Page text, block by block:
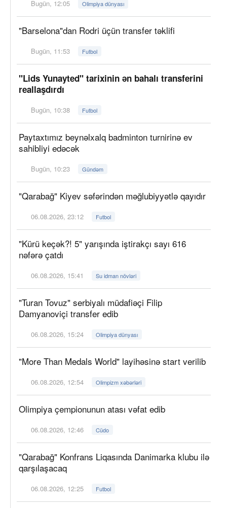
Bugün, 12:05 Olimpiya dünyası
"Barselona"dan Rodri üçün transfer təklifi
Bugün, 11:53 Futbol
"Lids Yunayted" tarixinin ən bahalı transferini
reallaşdırdı
Bugün, 10:38 Futbol
Paytaxtımız beynəlxalq badminton turnirinə ev
sahibliyi edəcək
Bugün, 10:23 Gündəm
"Qarabağ" Kiyev səfərindən məğlubiyyətlə qayıdır
06.08.2026, 23:12 Futbol
"Kürü keçək?! 5" yarışında iştirakçı sayı 616
nəfərə çatdı
06.08.2026, 15:41 Su idman növləri
"Turan Tovuz" serbiyalı müdafiəçi Filip
Damyanoviçi transfer edib
06.08.2026, 15:24 Olimpiya dünyası
"More Than Medals World" layihəsinə start verilib
06.08.2026, 12:54 Olimpizm xəbərləri
Olimpiya çempionunun atası vəfat edib
06.08.2026, 12:46 Cüdo
"Qarabağ" Konfrans Liqasında Danimarka klubu ilə
qarşılaşacaq
06.08.2026, 12:25 Futbol